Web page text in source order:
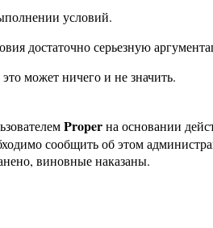
условий.
достаточно серьезную
может ничего и не значить.
Properна основании
сообщить об этом
виновные наказаны.